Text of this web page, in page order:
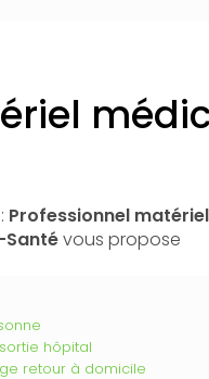
Professionnel matériel
vous propose
hôpital
retour à domicile